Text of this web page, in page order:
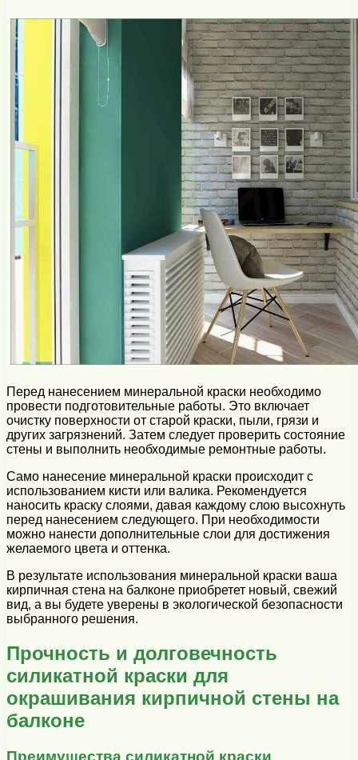
Перед нанесением минеральной краски необходимо
провести подготовительные работы. Это включает
очистку поверхности от старой краски, пыли, грязи и
других загрязнений. Затем следует проверить состояние
стены и выполнить необходимые ремонтные работы.
Само нанесение минеральной краски происходит с
использованием кисти или валика. Рекомендуется
наносить краску слоями, давая каждому слою высохнуть
перед нанесением следующего. При необходимости
можно нанести дополнительные слои для достижения
желаемого цвета и оттенка.
В результате использования минеральной краски ваша
кирпичная стена на балконе приобретет новый, свежий
вид, а вы будете уверены в экологической безопасности
выбранного решения.
Прочность и долговечность
силикатной краски для
окрашивания кирпичной стены на
балконе
Преимущества силикатной краски